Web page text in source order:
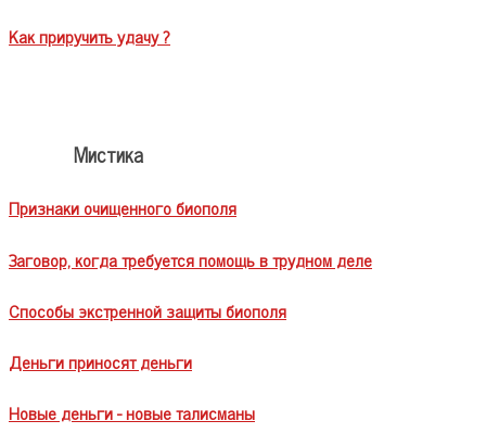
Как приручить удачу ?
Мистика
Признаки очищенного биополя
Заговор, когда требуется помощь в трудном деле
Способы экстренной защиты биополя
Деньги приносят деньги
Новые деньги - новые талисманы